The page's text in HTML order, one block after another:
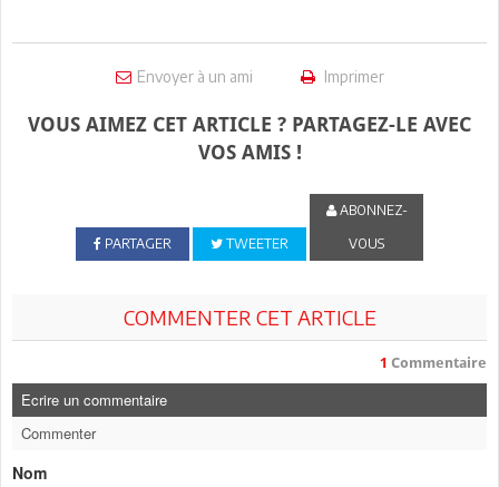
Envoyer à un ami Imprimer
VOUS AIMEZ CET ARTICLE ? PARTAGEZ-LE AVEC
VOS AMIS !
PARTAGER TWEETER
ABONNEZ-
VOUS
COMMENTER CET ARTICLE
1 Commentaire
Ecrire un commentaire
Commenter
Nom